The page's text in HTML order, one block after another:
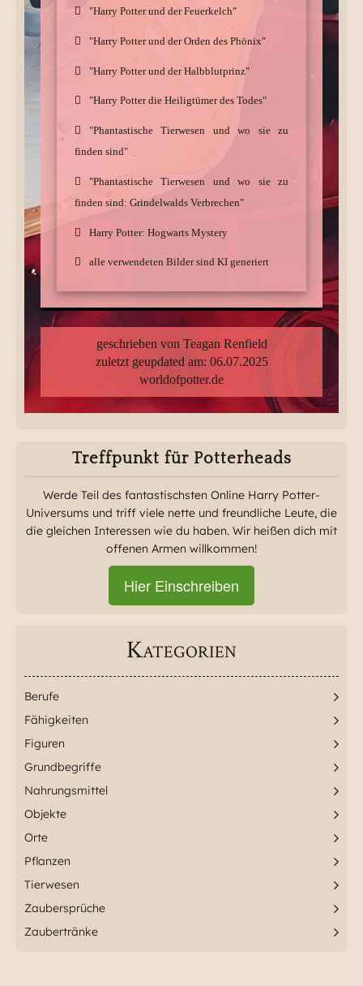
"Harry Potter und der Feuerkelch"
"Harry Potter und der Orden des Phönix"
"Harry Potter und der Halbblutprinz"
"Harry Potter die Heiligtümer des Todes"
"Phantastische Tierwesen und wo sie zu
finden sind"
"Phantastische Tierwesen und wo sie zu
finden sind: Grindelwalds Verbrechen"
Harry Potter: Hogwarts Mystery
alle verwendeten Bilder sind KI generiert
geschrieben von Teagan Renfield
zuletzt geupdated am: 06.07.2025
worldofpotter.de
Treffpunkt für Potterheads
Werde Teil des fantastischsten Online Harry Potter-
Universums und triff viele nette und freundliche Leute, die
die gleichen Interessen wie du haben. Wir heißen dich mit
offenen Armen willkommen!
Hier Einschreiben
Kategorien
Berufe
Fähigkeiten
Figuren
Grundbegriffe
Nahrungsmittel
Objekte
Orte
Pflanzen
Tierwesen
Zaubersprüche
Zaubertränke